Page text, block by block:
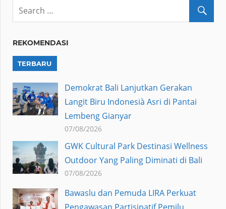
REKOMENDASI
TERBARU
Demokrat Bali Lanjutkan Gerakan
Langit Biru Indonesià Asri di Pantai
Lembeng Gianyar
07/08/2026
GWK Cultural Park Destinasi Wellness
Outdoor Yang Paling Diminati di Bali
07/08/2026
Bawaslu dan Pemuda LIRA Perkuat